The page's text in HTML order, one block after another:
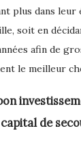
plus dans leur
soit en
afin de
le meilleur
de